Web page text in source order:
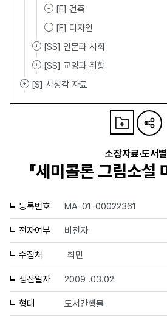
[F] 건축
[F] 디자인
[SS] 인문과 사회
[SS] 교양과 취향
[S] 시청각 자료
소장자료·도서별
『세미콜론 그림소설
등록번호 MA-01-00022361
전자여부 비전자
수집처 최민
생산일자 2009 .03.02
형태 도서간행물